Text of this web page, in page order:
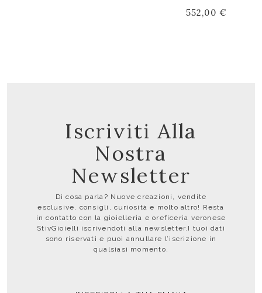
552,00 €
Iscriviti Alla
Nostra
Newsletter
Di cosa parla? Nuove creazioni, vendite
esclusive, consigli, curiosità e molto altro! Resta
in contatto con la gioielleria e oreficeria veronese
StivGioielli iscrivendoti alla newsletter.I tuoi dati
sono riservati e puoi annullare l’iscrizione in
qualsiasi momento.